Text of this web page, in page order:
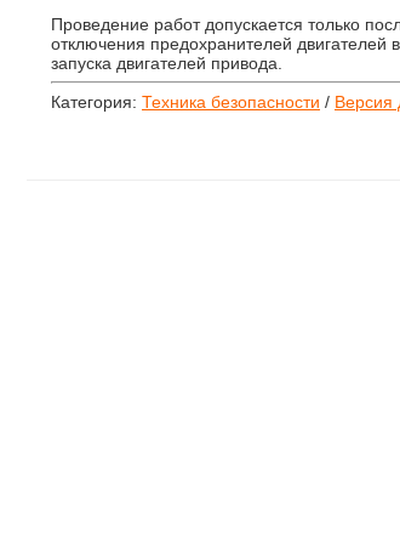
Проведение работ допускается только
отключения предохранителей двигателей
запуска двигателей привода.
Категория: Техника безопасности / Версия